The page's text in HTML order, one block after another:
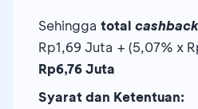
≥ 100
Juta
s.d. <
300
Khusus (salah
satu):
- Nasabah
Membership
Sehingga total cashback
Rp1,69 Juta + (5,07% x
Rp6,76 Juta
Syarat dan Ketentuan: